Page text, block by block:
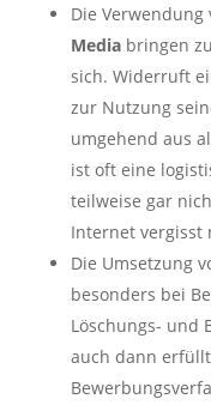
Die Verwendung
Mediabringen
sich. Widerruft
zur Nutzung
umgehend aus
ist oft eine
teilweise gar
Internet vergisst
Die Umsetzung
besonders bei
Löschungs- und
auch dann